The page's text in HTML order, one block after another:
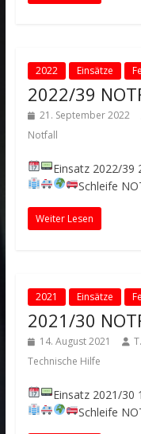
2022 Einsätze
2022/39
21. September 2022
Notfall
Einsatz 2022/39
Schleife
Weiter Lesen
2021 Einsätze
2021/30
14. August 2021
Technische Hilfe
Einsatz 2021/30
Schleife